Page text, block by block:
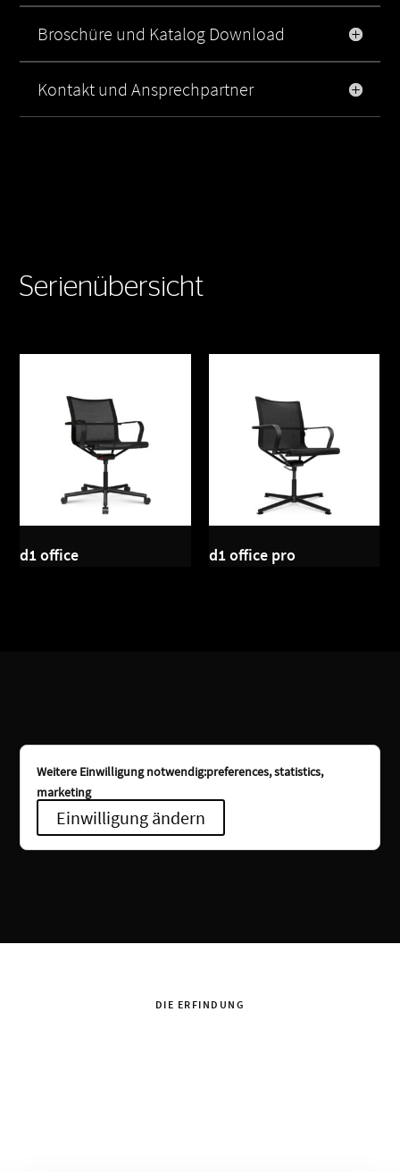
Broschüre und Katalog Download
Kontakt und Ansprechpartner
Serienübersicht
d1 office d1 office pro
Weitere Einwilligung notwendig:preferences, statistics,
marketing
Einwilligung ändern
DIE ERFINDUNG